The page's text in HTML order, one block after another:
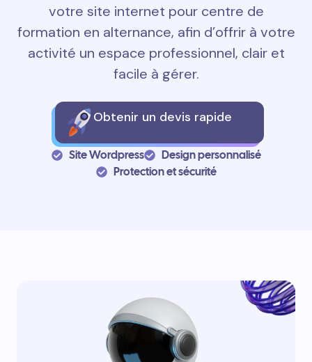
votre site internet pour centre de
formation en alternance, afin d’offrir à votre
activité un espace professionnel, clair et
facile à gérer.
Obtenir un devis rapide
Site Wordpress
Design personnalisé
Protection et sécurité